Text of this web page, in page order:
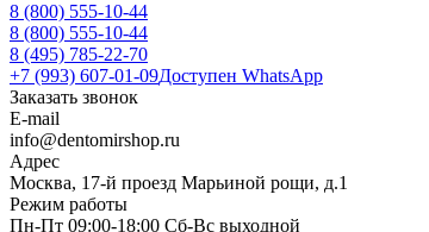
8 (800) 555-10-44
8 (800) 555-10-44
8 (495) 785-22-70
+7 (993) 607-01-09Доступен WhatsApp
Заказать звонок
E-mail
info@dentomirshop.ru
Адрес
Москва, 17-й проезд Марьиной рощи, д.1
Режим работы
Пн-Пт 09:00-18:00 Сб-Вс выходной